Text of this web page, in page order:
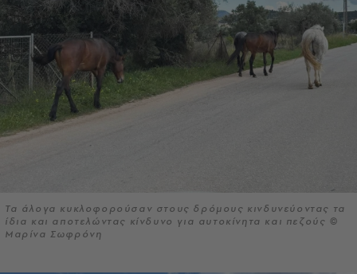
Τα άλογα κυκλοφορούσαν στους δρόμους κινδυνεύοντας τα
ίδια και αποτελώντας κίνδυνο για αυτοκίνητα και πεζούς ©
Μαρίνα Σωφρόνη